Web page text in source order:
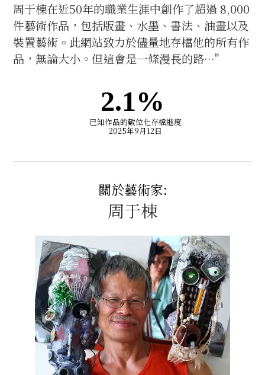
周于棟在近50年的職業生涯中創作了超過 8,000
件藝術作品，包括版畫、水墨、書法、油畫以及
裝置藝術。此網站致力於儘量地存檔他的所有作
品，無論大小。但這會是一條漫長的路…"
2.1%
已知作品的數位化存檔進度
2025年9月12日
關於藝術家:
周于棟